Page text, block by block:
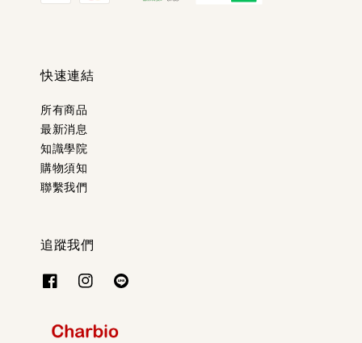
快速連結
所有商品
最新消息
知識學院
購物須知
聯繫我們
追蹤我們